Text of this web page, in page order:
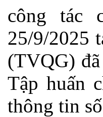
công tác
25/9/2025
(TVQG)
Tập huấn
thông tin